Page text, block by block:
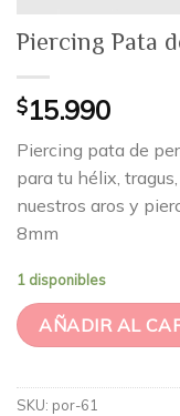
Piercing Pata
$15.990
Piercing pata de
para tu hélix,
nuestros aros y
8mm
1 disponibles
AÑADIR AL
SKU: por-61